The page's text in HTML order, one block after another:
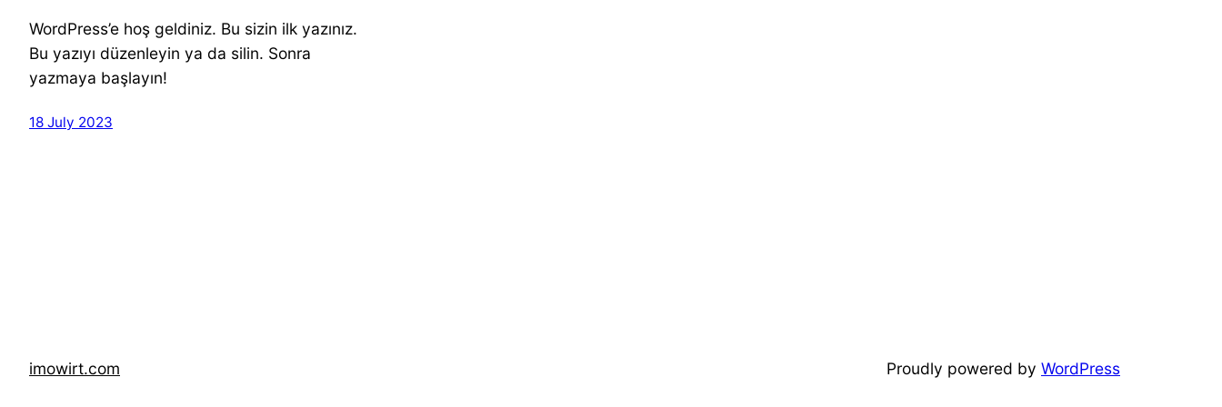
WordPress’e hoş geldiniz. Bu sizin ilk yazınız.
Bu yazıyı düzenleyin ya da silin. Sonra
yazmaya başlayın!
18 July 2023
imowirt.com Proudly powered by WordPress